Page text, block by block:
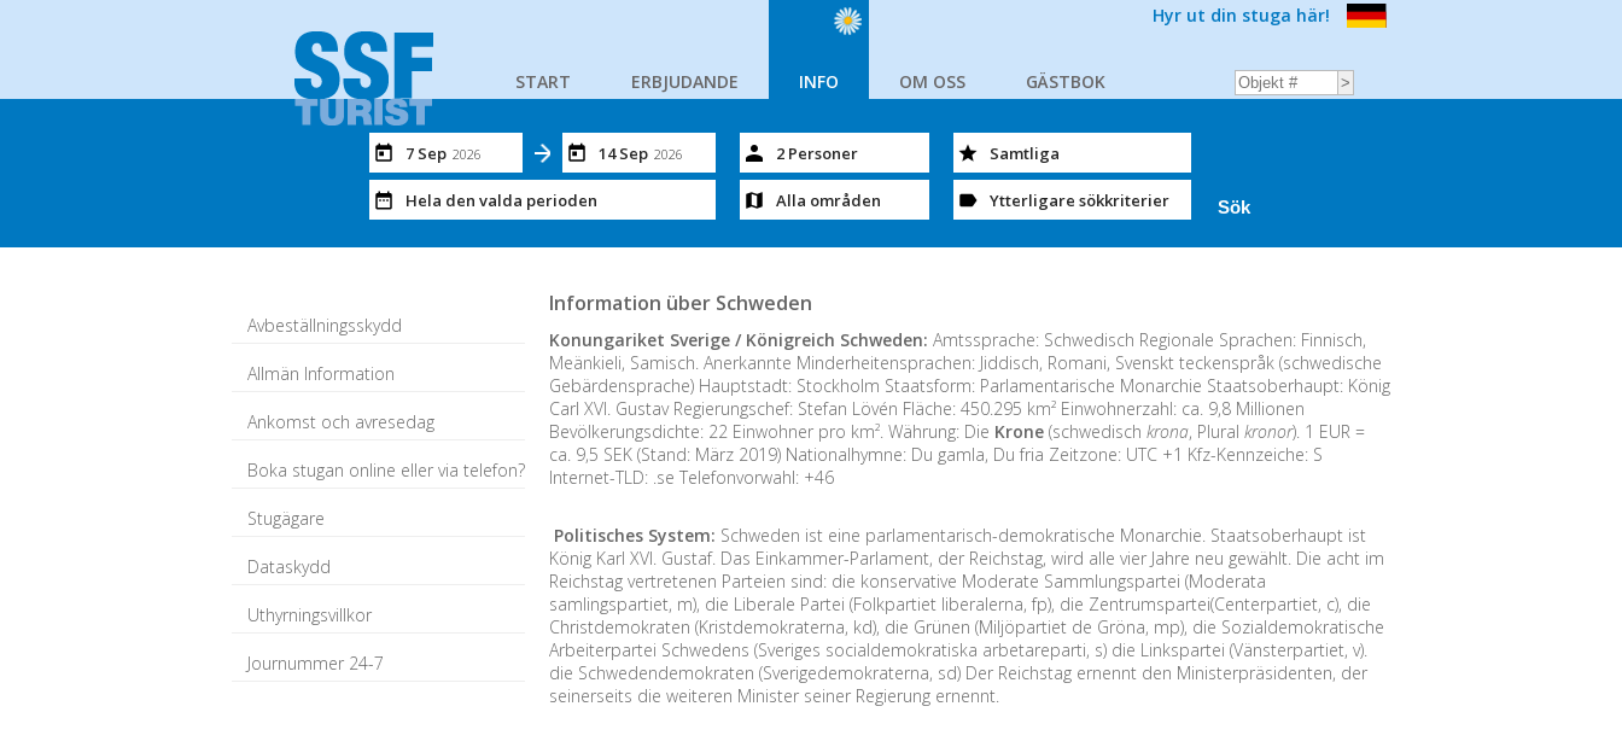
START ERBJUDANDE INFO OM OSS GÄSTBOK
Hyr ut din stuga här!
7 Sep 2026 14 Sep 2026
Hela den valda perioden
2 Personer
Alla områden
Samtliga
Ytterligare sökkriterier
Avbeställningsskydd
Allmän Information
Ankomst och avresedag
Boka stugan online eller via telefon?
Stugägare
Dataskydd
Uthyrningsvillkor
Journummer 24-7
Information über Schweden
Konungariket Sverige / Königreich Schweden: Amtssprache: Schwedisch Regionale Sprachen: Finnisch,
Meänkieli, Samisch. Anerkannte Minderheitensprachen: Jiddisch, Romani, Svenskt teckenspråk (schwedische
Gebärdensprache) Hauptstadt: Stockholm Staatsform: Parlamentarische Monarchie Staatsoberhaupt: König
Carl XVI. Gustav Regierungschef: Stefan Lövén Fläche: 450.295 km² Einwohnerzahl: ca. 9,8 Millionen
Bevölkerungsdichte: 22 Einwohner pro km². Währung: Die Krone (schwedisch krona, Plural kronor). 1 EUR =
ca. 9,5 SEK (Stand: März 2019) Nationalhymne: Du gamla, Du fria Zeitzone: UTC +1 Kfz-Kennzeiche: S
Internet-TLD: .se Telefonvorwahl: +46
Politisches System: Schweden ist eine parlamentarisch-demokratische Monarchie. Staatsoberhaupt ist
König Karl XVI. Gustaf. Das Einkammer-Parlament, der Reichstag, wird alle vier Jahre neu gewählt. Die acht im
Reichstag vertretenen Parteien sind: die konservative Moderate Sammlungspartei (Moderata
samlingspartiet, m), die Liberale Partei (Folkpartiet liberalerna, fp), die Zentrumspartei(Centerpartiet, c), die
Christdemokraten (Kristdemokraterna, kd), die Grünen (Miljöpartiet de Gröna, mp), die Sozialdemokratische
Arbeiterpartei Schwedens (Sveriges socialdemokratiska arbetareparti, s) die Linkspartei (Vänsterpartiet, v).
die Schwedendemokraten (Sverigedemokraterna, sd) Der Reichstag ernennt den Ministerpräsidenten, der
seinerseits die weiteren Minister seiner Regierung ernennt.